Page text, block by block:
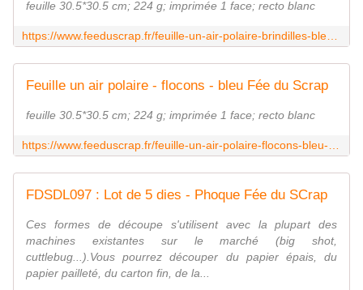
feuille 30.5*30.5 cm; 224 g; imprimée 1 face; recto blanc
Feuille un air polaire - flocons - bleu Fée du Scrap
feuille 30.5*30.5 cm; 224 g; imprimée 1 face; recto blanc
FDSDL097 : Lot de 5 dies - Phoque Fée du SCrap
Ces formes de découpe s'utilisent avec la plupart des
machines existantes sur le marché (big shot,
cuttlebug...).Vous pourrez découper du papier épais, du
papier pailleté, du carton fin, de la...